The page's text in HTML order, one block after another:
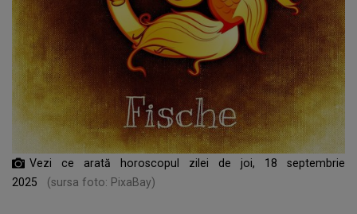
Vezi ce arată horoscopul zilei de joi, 18 septembrie
2025
(sursa foto: PixaBay)